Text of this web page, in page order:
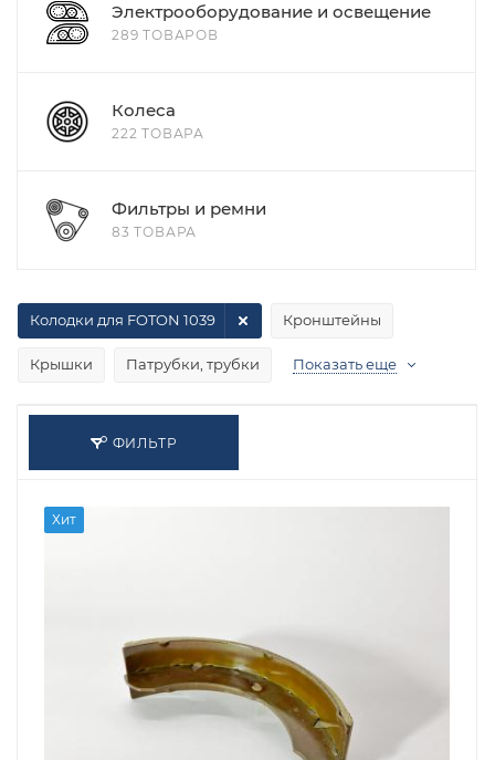
Электрооборудование и освещение
289 ТОВАРОВ
Колеса
222 ТОВАРА
Фильтры и ремни
83 ТОВАРА
Кронштейны
Крышки Патрубки, трубки
Колодки для FOTON 1039
Показать еще
ФИЛЬТР
Хит